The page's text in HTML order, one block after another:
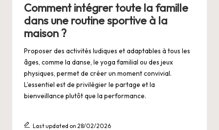
Comment intégrer toute la famille
dans une routine sportive à la
maison ?
Proposer des activités ludiques et adaptables à tous les
âges, comme la danse, le yoga familial ou des jeux
physiques, permet de créer un moment convivial.
L’essentiel est de privilégier le partage et la
bienveillance plutôt que la performance.
Last updated on 28/02/2026